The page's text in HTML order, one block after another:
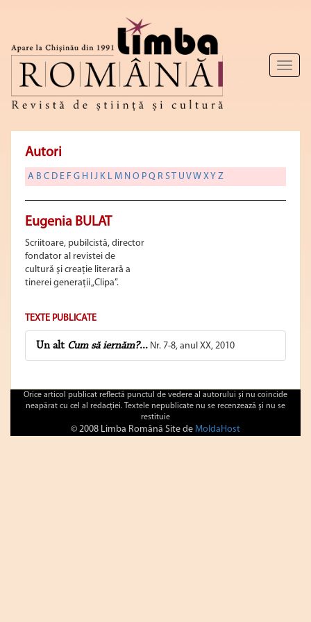
Toggle
Autori
A B C D E F G H I J K L M N O P Q R S T U VW X Y Z
Eugenia BULAT
Scriitoare, pubilcistă, director
fondator al revistei de
cultură şi creaţie literară a
tinerei generaţii „Clipa”.
TEXTE PUBLICATE
Un alt Cum să iernăm?... Nr. 7-8, anul XX, 2010
Orice articol publicat reflectă punctul de vedere al autorului şi nu coincide
neapărat cu cel al redacţiei. Textele nepublicate nu se recenzează şi nu se
restituie
© 2008 Limba Română Site de MoldaHost